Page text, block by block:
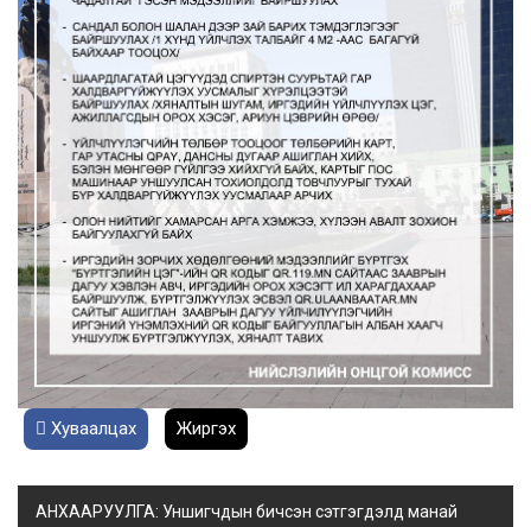
Хуваалцах Жиргэх
АНХААРУУЛГА: Уншигчдын бичсэн сэтгэгдэлд манай